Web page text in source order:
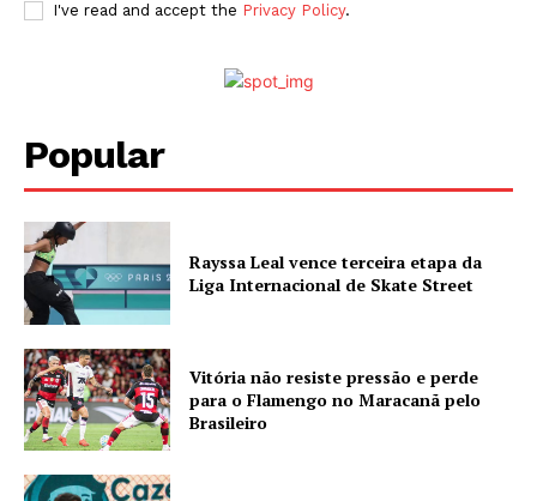
I've read and accept the Privacy Policy.
Popular
Rayssa Leal vence terceira etapa da
Liga Internacional de Skate Street
Vitória não resiste pressão e perde
para o Flamengo no Maracanã pelo
Brasileiro